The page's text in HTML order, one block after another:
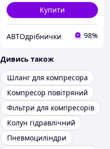
Купити
АВТОдрібнички 98%
Дивись також
Шланг для компресора
Компресор повітряний
Фільтри для компресорів
Колун гідравлічний
Пневмоциліндри